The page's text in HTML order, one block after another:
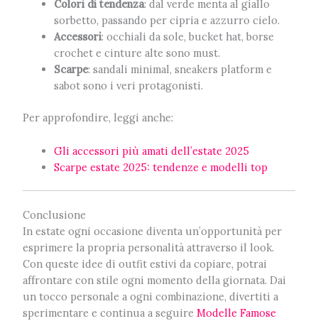
Colori di tendenza: dal verde menta al giallo
sorbetto, passando per cipria e azzurro cielo.
Accessori: occhiali da sole, bucket hat, borse
crochet e cinture alte sono must.
Scarpe: sandali minimal, sneakers platform e
sabot sono i veri protagonisti.
Per approfondire, leggi anche:
Gli accessori più amati dell’estate 2025
Scarpe estate 2025: tendenze e modelli top
Conclusione
In estate ogni occasione diventa un’opportunità per
esprimere la propria personalità attraverso il look.
Con queste idee di outfit estivi da copiare, potrai
affrontare con stile ogni momento della giornata. Dai
un tocco personale a ogni combinazione, divertiti a
sperimentare e continua a seguire Modelle Famose